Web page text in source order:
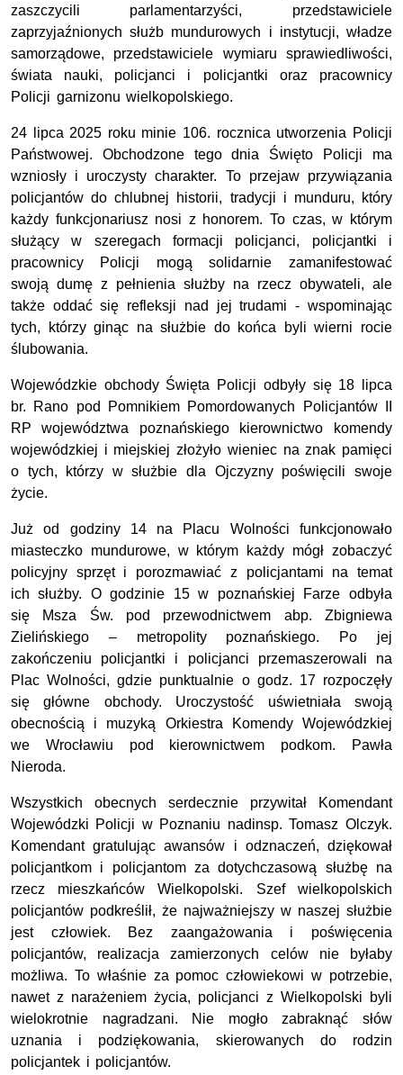
zaszczycili parlamentarzyści, przedstawiciele
zaprzyjaźnionych służb mundurowych i instytucji, władze
samorządowe, przedstawiciele wymiaru sprawiedliwości,
świata nauki, policjanci i policjantki oraz pracownicy
Policji garnizonu wielkopolskiego.
24 lipca 2025 roku minie 106. rocznica utworzenia Policji
Państwowej. Obchodzone tego dnia Święto Policji ma
wzniosły i uroczysty charakter. To przejaw przywiązania
policjantów do chlubnej historii, tradycji i munduru, który
każdy funkcjonariusz nosi z honorem. To czas, w którym
służący w szeregach formacji policjanci, policjantki i
pracownicy Policji mogą solidarnie zamanifestować
swoją dumę z pełnienia służby na rzecz obywateli, ale
także oddać się refleksji nad jej trudami - wspominając
tych, którzy ginąc na służbie do końca byli wierni rocie
ślubowania.
Wojewódzkie obchody Święta Policji odbyły się 18 lipca
br. Rano pod Pomnikiem Pomordowanych Policjantów II
RP województwa poznańskiego kierownictwo komendy
wojewódzkiej i miejskiej złożyło wieniec na znak pamięci
o tych, którzy w służbie dla Ojczyzny poświęcili swoje
życie.
Już od godziny 14 na Placu Wolności funkcjonowało
miasteczko mundurowe, w którym każdy mógł zobaczyć
policyjny sprzęt i porozmawiać z policjantami na temat
ich służby. O godzinie 15 w poznańskiej Farze odbyła
się Msza Św. pod przewodnictwem abp. Zbigniewa
Zielińskiego – metropolity poznańskiego. Po jej
zakończeniu policjantki i policjanci przemaszerowali na
Plac Wolności, gdzie punktualnie o godz. 17 rozpoczęły
się główne obchody. Uroczystość uświetniała swoją
obecnością i muzyką Orkiestra Komendy Wojewódzkiej
we Wrocławiu pod kierownictwem podkom. Pawła
Nieroda.
Wszystkich obecnych serdecznie przywitał Komendant
Wojewódzki Policji w Poznaniu nadinsp. Tomasz Olczyk.
Komendant gratulując awansów i odznaczeń, dziękował
policjantkom i policjantom za dotychczasową służbę na
rzecz mieszkańców Wielkopolski. Szef wielkopolskich
policjantów podkreślił, że najważniejszy w naszej służbie
jest człowiek. Bez zaangażowania i poświęcenia
policjantów, realizacja zamierzonych celów nie byłaby
możliwa. To właśnie za pomoc człowiekowi w potrzebie,
nawet z narażeniem życia, policjanci z Wielkopolski byli
wielokrotnie nagradzani. Nie mogło zabraknąć słów
uznania i podziękowania, skierowanych do rodzin
policjantek i policjantów.